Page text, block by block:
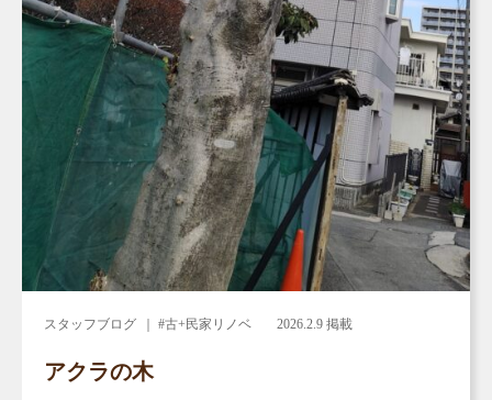
スタッフブログ ｜ #古+民家リノベ 2026.2.9 掲載
アクラの木